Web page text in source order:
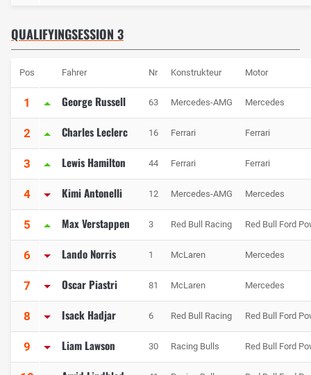
QUALIFYINGSESSION 3
Pos Fahrer Nr Konstrukteur Motor
1 George Russell 63 Mercedes-AMG Mercedes
2 Charles Leclerc 16 Ferrari Ferrari
3 Lewis Hamilton 44 Ferrari Ferrari
4 Kimi Antonelli 12 Mercedes-AMG Mercedes
5 Max Verstappen 3 Red Bull Racing Red Bull Ford
6 Lando Norris 1 McLaren Mercedes
7 Oscar Piastri 81 McLaren Mercedes
8 Isack Hadjar 6 Red Bull Racing Red Bull Ford
9 Liam Lawson 30 Racing Bulls Red Bull Ford